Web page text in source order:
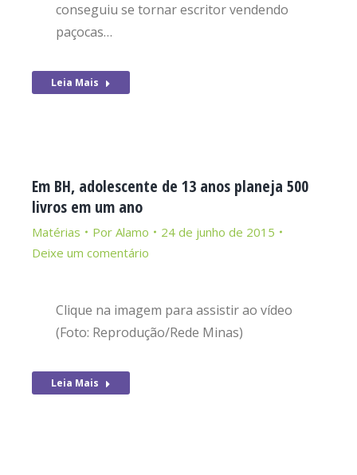
conseguiu se tornar escritor vendendo
paçocas…
Leia Mais
Em BH, adolescente de 13 anos planeja 500
livros em um ano
Matérias Por Alamo
24 de junho de 2015
Deixe um comentário
Clique na imagem para assistir ao vídeo
(Foto: Reprodução/Rede Minas)
Leia Mais